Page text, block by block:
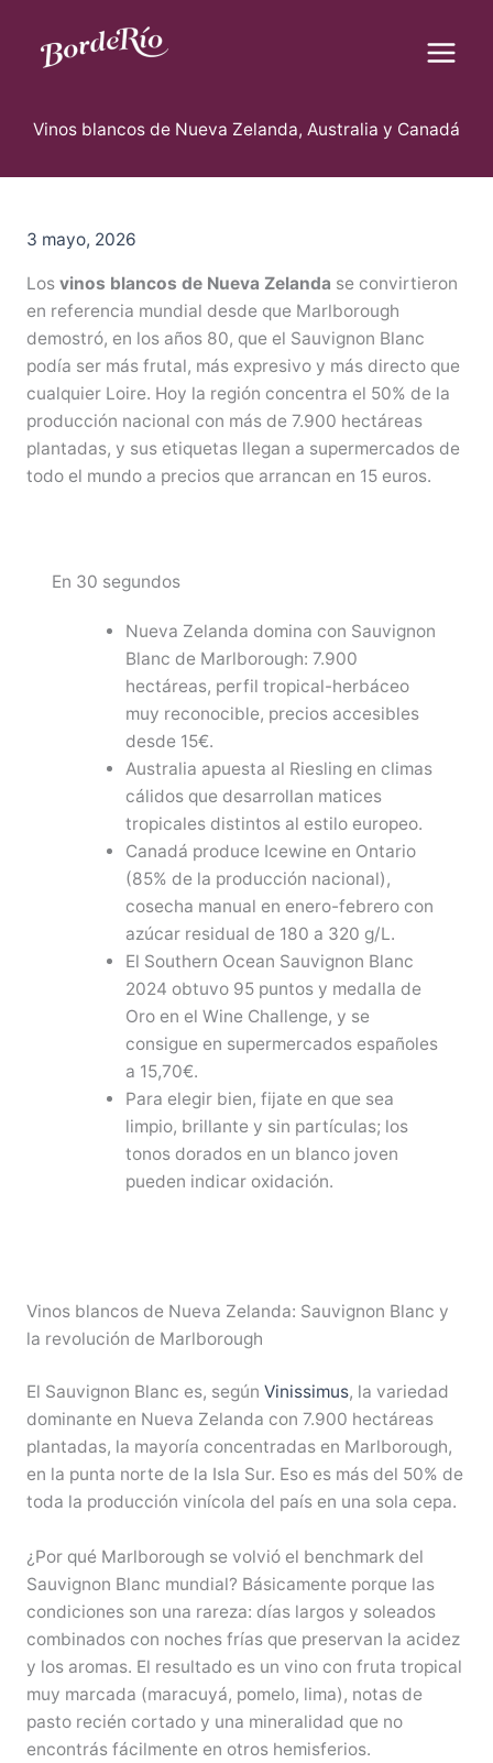
contenido
Vinos blancos de Nueva Zelanda, Australia y Canadá
3 mayo, 2026
Los vinos blancos de Nueva Zelanda se convirtieron
en referencia mundial desde que Marlborough
demostró, en los años 80, que el Sauvignon Blanc
podía ser más frutal, más expresivo y más directo que
cualquier Loire. Hoy la región concentra el 50% de la
producción nacional con más de 7.900 hectáreas
plantadas, y sus etiquetas llegan a supermercados de
todo el mundo a precios que arrancan en 15 euros.
En 30 segundos
Nueva Zelanda domina con Sauvignon
Blanc de Marlborough: 7.900
hectáreas, perfil tropical-herbáceo
muy reconocible, precios accesibles
desde 15€.
Australia apuesta al Riesling en climas
cálidos que desarrollan matices
tropicales distintos al estilo europeo.
Canadá produce Icewine en Ontario
(85% de la producción nacional),
cosecha manual en enero-febrero con
azúcar residual de 180 a 320 g/L.
El Southern Ocean Sauvignon Blanc
2024 obtuvo 95 puntos y medalla de
Oro en el Wine Challenge, y se
consigue en supermercados españoles
a 15,70€.
Para elegir bien, fijate en que sea
limpio, brillante y sin partículas; los
tonos dorados en un blanco joven
pueden indicar oxidación.
Vinos blancos de Nueva Zelanda: Sauvignon Blanc y
la revolución de Marlborough
El Sauvignon Blanc es, según Vinissimus, la variedad
dominante en Nueva Zelanda con 7.900 hectáreas
plantadas, la mayoría concentradas en Marlborough,
en la punta norte de la Isla Sur. Eso es más del 50% de
toda la producción vinícola del país en una sola cepa.
¿Por qué Marlborough se volvió el benchmark del
Sauvignon Blanc mundial? Básicamente porque las
condiciones son una rareza: días largos y soleados
combinados con noches frías que preservan la acidez
y los aromas. El resultado es un vino con fruta tropical
muy marcada (maracuyá, pomelo, lima), notas de
pasto recién cortado y una mineralidad que no
encontrás fácilmente en otros hemisferios.